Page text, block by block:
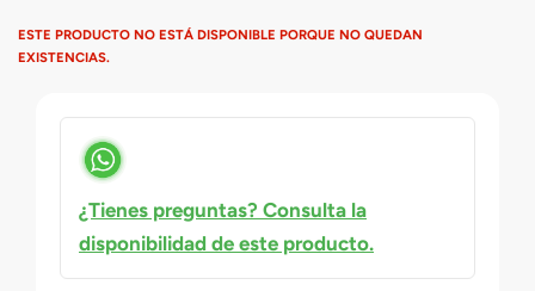
ESTE PRODUCTO NO ESTÁ DISPONIBLE PORQUE NO QUEDAN
EXISTENCIAS.
¿Tienes preguntas? Consulta la
disponibilidad de este producto.